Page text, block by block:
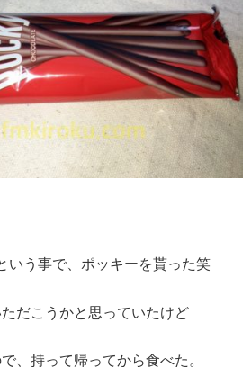
いう事で、ポッキーを貰った笑
だこうかと思っていたけど
、持って帰ってから食べた。